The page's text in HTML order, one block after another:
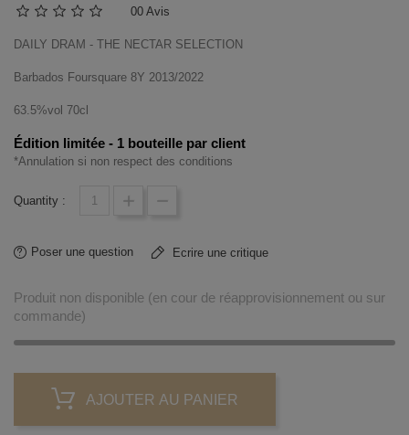
00 Avis
DAILY DRAM - THE NECTAR SELECTION
Barbados Foursquare 8Y 2013/2022
63.5%vol 70cl
Édition limitée - 1 bouteille par client
*Annulation si non respect des conditions
Quantity :
Poser une question Ecrire une critique
Produit non disponible (en cour de réapprovisionnement ou sur
commande)
AJOUTER AU PANIER